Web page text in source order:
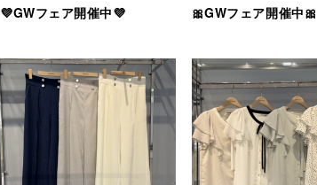
💜GWフェア開催中💜 🎀GWフェア開催中🎀